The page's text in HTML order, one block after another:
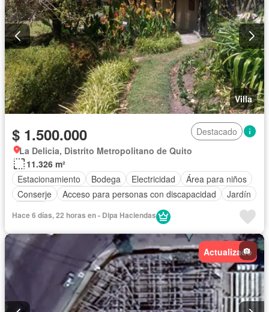
Villa
$ 1.500.000
Destacado
La Delicia, Distrito Metropolitano de Quito
11.326 m²
Estacionamiento
Bodega Electricidad
Área para niños
Conserje
Acceso para personas con discapacidad
Jardín
Hace 6 días, 22 horas en - Dipa Haciendas
Actualizado